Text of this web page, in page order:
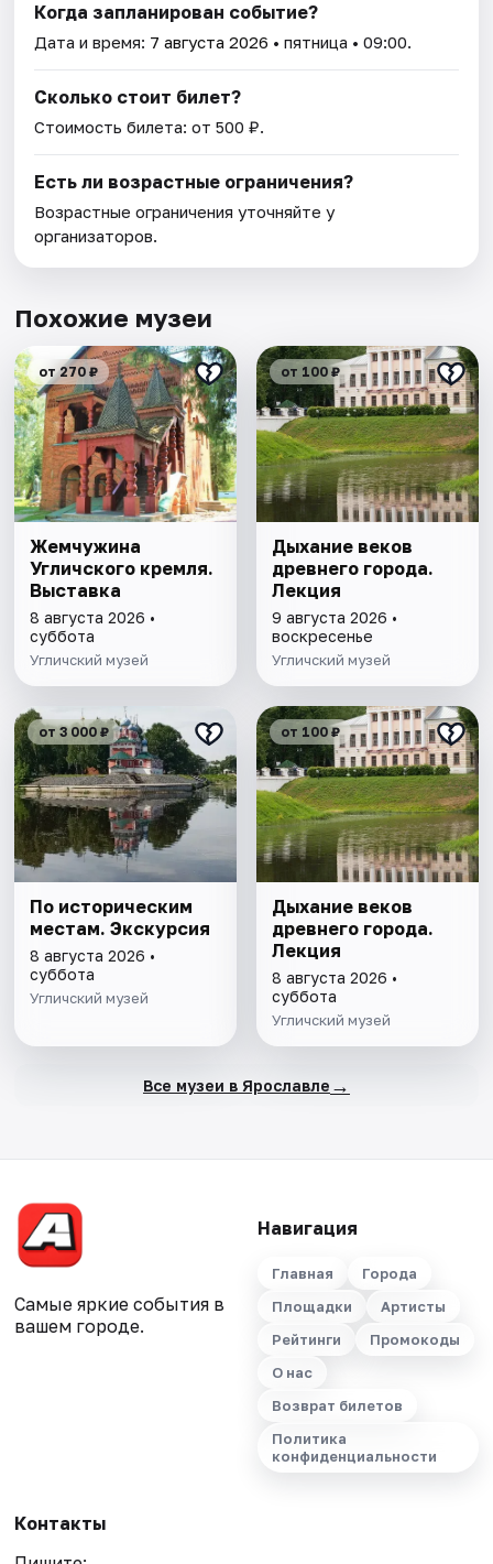
Когда запланирован событие?
Дата и время: 7 августа 2026 • пятница • 09:00.
Сколько стоит билет?
Стоимость билета: от 500 ₽.
Есть ли возрастные ограничения?
Возрастные ограничения уточняйте у
организаторов.
Похожие музеи
от 270 ₽
Жемчужина
Угличского кремля.
Выставка
8 августа 2026 •
суббота
Угличский музей
от 100 ₽
Дыхание веков
древнего города.
Лекция
9 августа 2026 •
воскресенье
Угличский музей
от 3 000 ₽
По историческим
местам. Экскурсия
8 августа 2026 •
суббота
Угличский музей
от 100 ₽
Дыхание веков
древнего города.
Лекция
8 августа 2026 •
суббота
Угличский музей
Все музеи в Ярославле →
Самые яркие события в
вашем городе.
Навигация
Главная
Города
Площадки
Артисты
Рейтинги
Промокоды
О нас
Возврат билетов
Политика
конфиденциальности
Контакты